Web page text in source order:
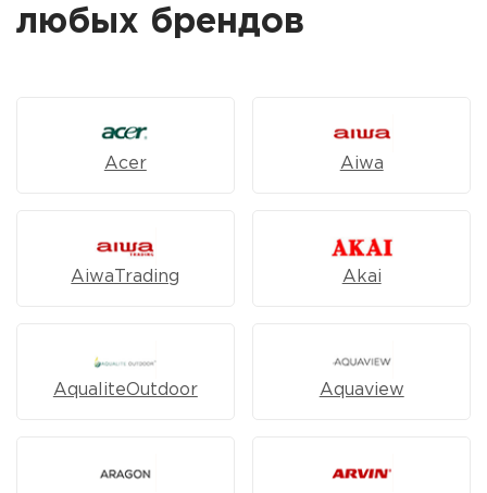
любых брендов
Acer Aiwa
AiwaTrading Akai
AqualiteOutdoor Aquaview